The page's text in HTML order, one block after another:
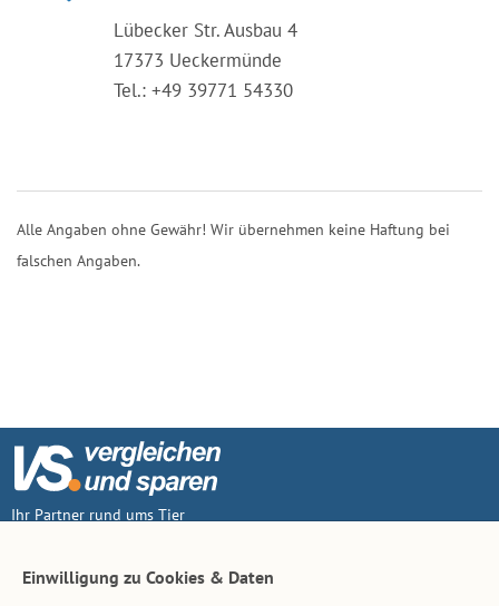
Lübecker Str. Ausbau 4
17373 Ueckermünde
Tel.: +49 39771 54330
Alle Angaben ohne Gewähr! Wir übernehmen keine Haftung bei
falschen Angaben.
Ihr Partner rund ums Tier
Einwilligung zu Cookies & Daten